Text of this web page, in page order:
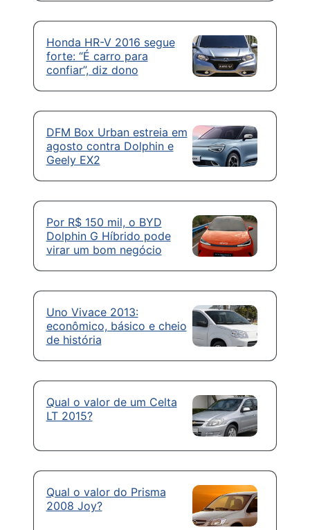
Honda HR-V 2016 segue
forte: “É carro para
confiar”, diz dono
DFM Box Urban estreia em
agosto contra Dolphin e
Geely EX2
Por R$ 150 mil, o BYD
Dolphin G Híbrido pode
virar um bom negócio
Uno Vivace 2013:
econômico, básico e cheio
de história
Qual o valor de um Celta
LT 2015?
Qual o valor do Prisma
2008 Joy?